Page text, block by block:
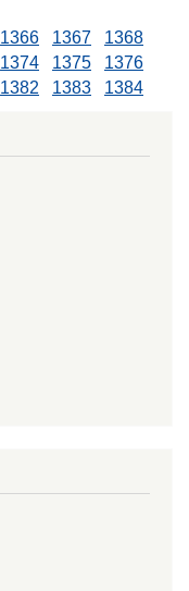
1366 1367
1368
1374 1375
1376
1382 1383 1384